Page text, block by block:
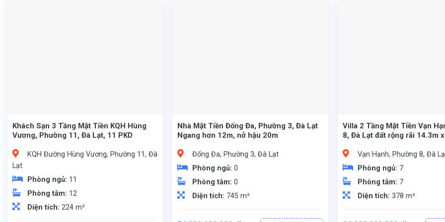
Khách Sạn 3 Tầng Mặt Tiền KQH Hùng
Vương, Phường 11, Đà Lạt, 11 PKD
KQH Đường Hùng Vương, Phường 11, Đà
Lạt
Phòng ngủ: 11
Phòng tắm: 12
Diện tích: 224 m²
Nhà Mặt Tiền Đống Đa, Phường 3, Đà Lạt
Ngang hơn 12m, nở hậu 20m
Đống Đa, Phường 3, Đà Lạt
Phòng ngủ:0
Phòng tắm:0
Diện tích: 745 m²
Villa 2 Tầng Mặt Tiền Vạn
8, Đà Lạt đất rộng rãi 14.3m
Vạn Hạnh, Phường 8, Đà
Phòng ngủ: 7
Phòng tắm: 7
Diện tích:378 m²